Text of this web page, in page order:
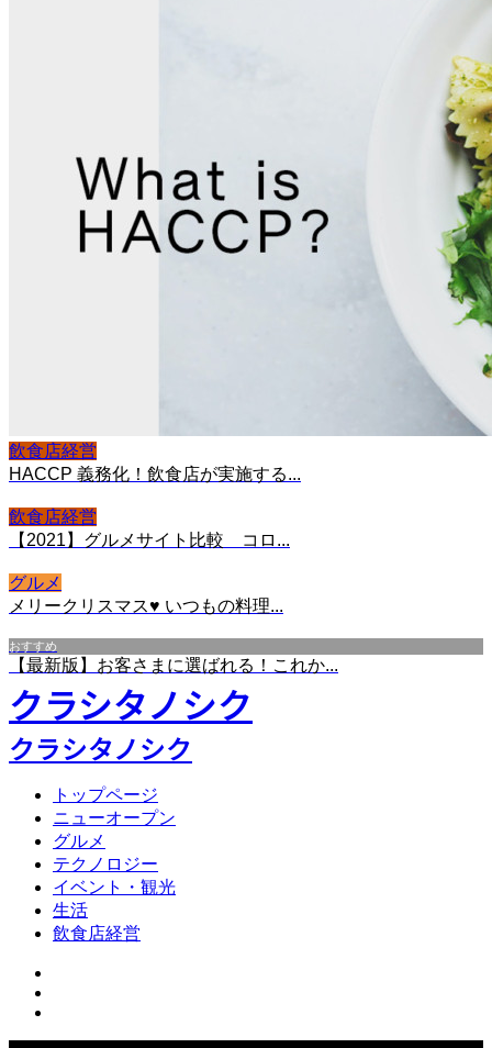
飲食店経営
HACCP 義務化！飲食店が実施する...
飲食店経営
【2021】グルメサイト比較 コロ...
グルメ
メリークリスマス♥ いつもの料理...
おすすめ
【最新版】お客さまに選ばれる！これか...
クラシタノシク
クラシタノシク
トップページ
ニューオープン
グルメ
テクノロジー
イベント・観光
生活
飲食店経営